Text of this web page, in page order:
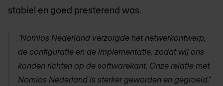
stabiel en goed presterend was.
"Nomios Nederland verzorgde het netwerkontwerp,
de configuratie en de implementatie, zodat wij ons
konden richten op de softwarekant. Onze relatie met
Nomios Nederland is sterker geworden en gegroeid."